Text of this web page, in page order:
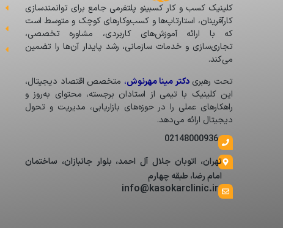
کلینیک کسب و کار کسبینو پلتفرمی جامع برای توانمندسازی
کارآفرینان، استارتاپ‌ها و کسب‌وکارهای کوچک و متوسط است
که با ارائه آموزش‌های کاربردی، مشاوره تخصصی،
تجاری‌سازی و خدمات سازمانی، رشد پایدار آن‌ها را تضمین
می‌کند.
تحت رهبریدکتر مینا مهرنوش، متخصص اقتصاد دیجیتال،
این کلینیک با تیمی از استادان برجسته، محتوای به‌روز و
راهکارهای عملی را در حوزه‌های بازاریابی، مدیریت و تحول
دیجیتال ارائه می‌دهد.
02148000936
تهران، اتوبان جلال آل احمد، بلوار جانبازان، ساختمان
امام رضا، طبقه چهارم
info@kasokarclinic.ir